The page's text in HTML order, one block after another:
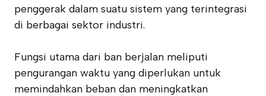
penggerak dalam suatu sistem yang terintegrasi
di berbagai sektor industri.
Fungsi utama dari ban berjalan meliputi
pengurangan waktu yang diperlukan untuk
memindahkan beban dan meningkatkan